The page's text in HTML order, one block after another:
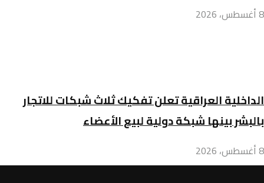
8 أغسطس، 2026
الداخلية العراقية تعلن تفكيك ثلاث شبكات للاتجار
بالبشر بينها شبكة دولية لبيع الأعضاء
8 أغسطس، 2026